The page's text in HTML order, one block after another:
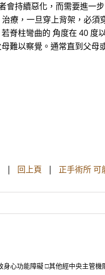
持續惡化，而需要進一
療，一旦穿上背架，必
脊柱彎曲的 角度在 40 度
難以察覺。通常直到父母
| 回上頁 | 正手術所 可
身心功能障礙 □其他經中央主管